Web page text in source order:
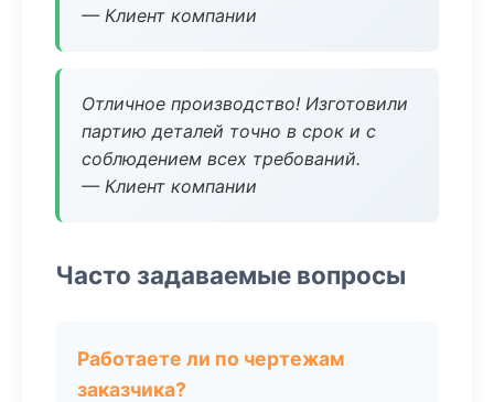
— Клиент компании
Отличное производство! Изготовили
партию деталей точно в срок и с
соблюдением всех требований.
— Клиент компании
Часто задаваемые вопросы
Работаете ли по чертежам
заказчика?